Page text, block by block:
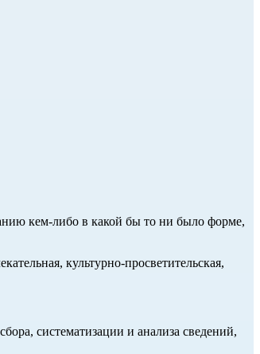
кем-либо в какой бы то ни было форме,
культурно-просветительская,
систематизации и анализа сведений,